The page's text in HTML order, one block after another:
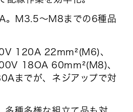
。M3.5～M8までの6種品
120A 22mm²(M6)、
18OA 60mm²(M8)、
までが、ネジアップで対